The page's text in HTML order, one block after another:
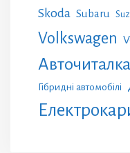
Skoda Subaru
Volkswagen
Авточиталка
Гібридні автомобілі